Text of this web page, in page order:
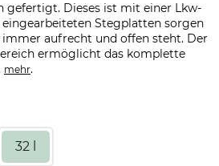
gefertigt. Dieses ist mit einer Lkw-
Stegplatten sorgen
immer aufrecht und offen steht. Der
ermöglicht das komplette
mehr.
32 l